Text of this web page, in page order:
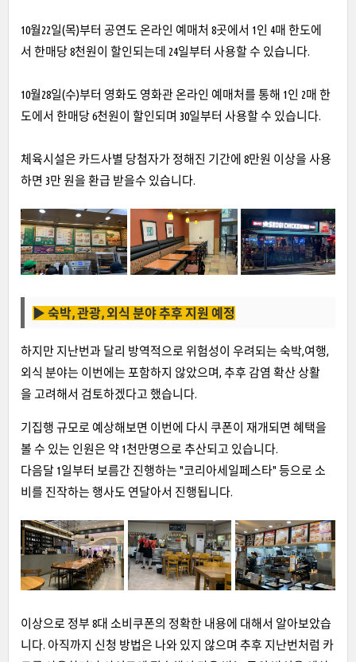
10월22일(목)부터 공연도 온라인 예매처 8곳에서 1인 4매 한도에
서 한매당 8천원이 할인되는데 24일부터 사용할 수 있습니다.
10월28일(수)부터 영화도 영화관 온라인 예매처를 통해 1인 2매 한
도에서 한매당 6천원이 할인되며 30일부터 사용할 수 있습니다.
체육시설은 카드사별 당첨자가 정해진 기간에 8만원 이상을 사용
하면 3만 원을 환급 받을수 있습니다.
▶ 숙박, 관광, 외식 분야 추후 지원 예정
하지만 지난번과 달리 방역적으로 위험성이 우려되는 숙박,여행,
외식 분야는 이번에는 포함하지 않았으며, 추후 감염 확산 상활
을 고려해서 검토하겠다고 했습니다.
기집행 규모로 예상해보면 이번에 다시 쿠폰이 재개되면 혜택을
볼 수 있는 인원은 약 1천만명으로 추산되고 있습니다.
다음달 1일부터 보름간 진행하는 "코리아세일페스타" 등으로 소
비를 진작하는 행사도 연달아서 진행됩니다.
이상으로 정부 8대 소비쿠폰의 정확한 내용에 대해서 알아보았습
니다. 아직까지 신청 방법은 나와 있지 않으며 추후 지난번처럼 카